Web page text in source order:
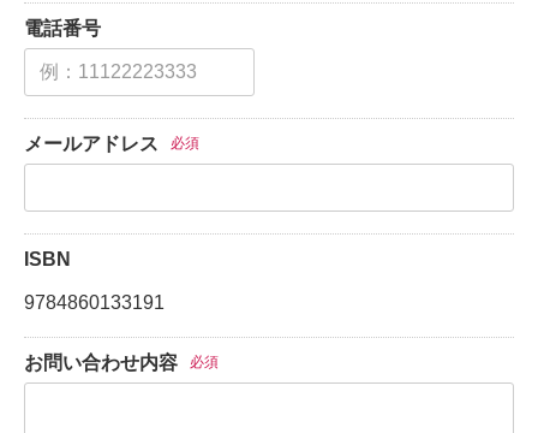
電話番号
メールアドレス 必須
ISBN
9784860133191
お問い合わせ内容 必須